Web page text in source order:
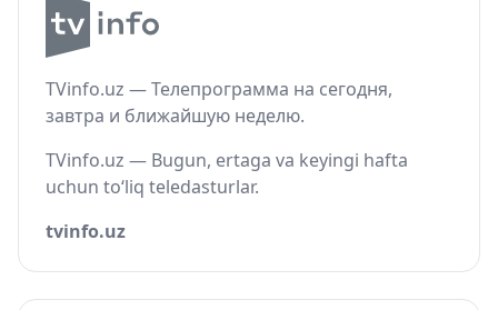
TVinfo.uz — Телепрограмма на сегодня,
завтра и ближайшую неделю.
TVinfo.uz — Bugun, ertaga va keyingi hafta
uchun to‘liq teledasturlar.
tvinfo.uz